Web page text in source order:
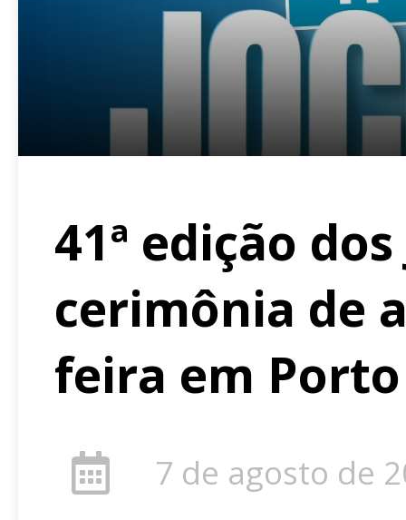
41ª edição dos
cerimônia de
feira em
7 de agosto de